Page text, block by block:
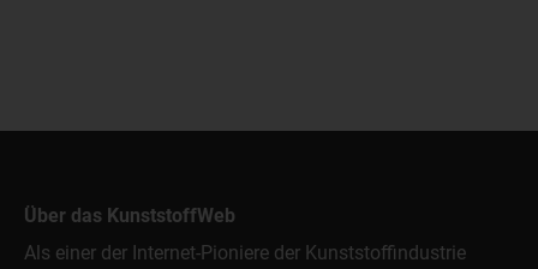
Über das KunststoffWeb
Als einer der Internet-Pioniere der Kunststoffindustrie